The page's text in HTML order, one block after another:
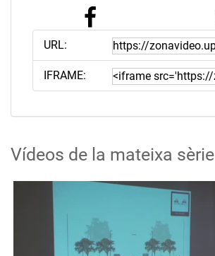
URL:
IFRAME:
Vídeos de la mateixa sèrie